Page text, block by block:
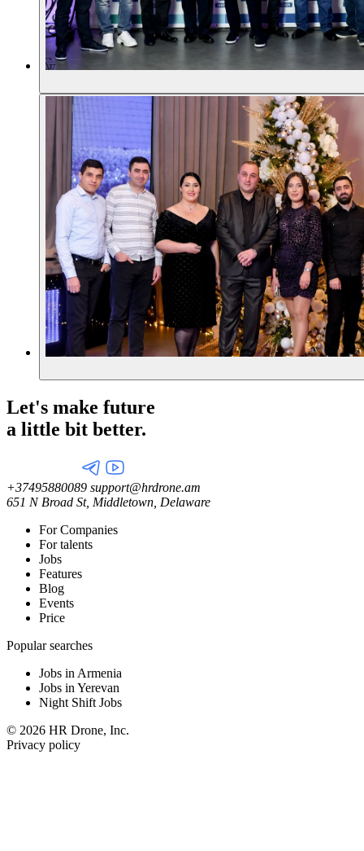
Let's make future
a little bit better.
+37495880089 support@hrdrone.am
651 N Broad St, Middletown, Delaware
For Companies
For talents
Jobs
Features
Blog
Events
Price
Popular searches
Jobs in Armenia
Jobs in Yerevan
Night Shift Jobs
© 2026 HR Drone, Inc.
Privacy policy